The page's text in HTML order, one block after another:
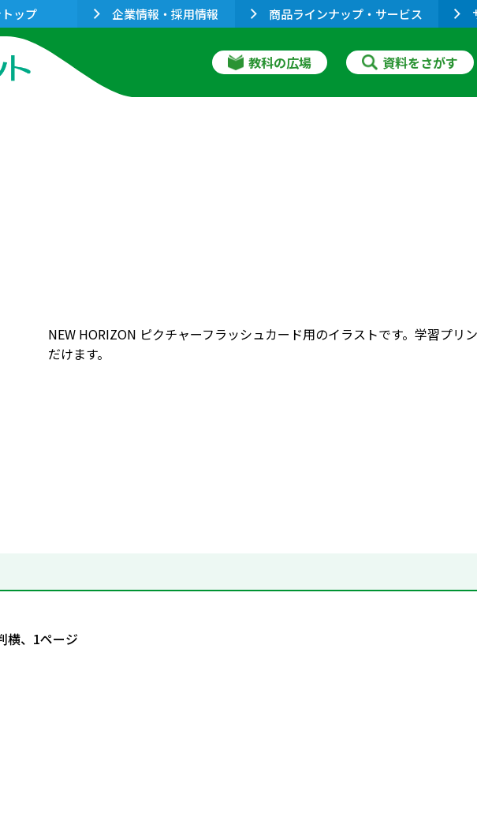
ップ 企業情報・採用情報 商品ラインナップ・サービス
教科の広場 資料をさがす
NEW HORIZON ピクチャーフラッシュカード用のイラストです。学習プ
だけます。
横、1ページ